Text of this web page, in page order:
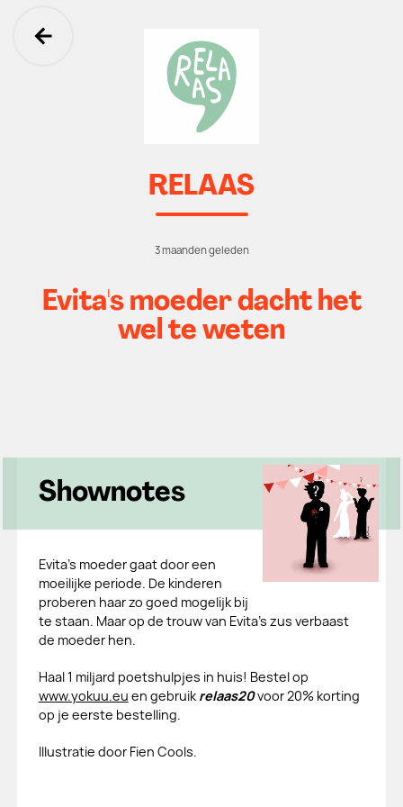
Ga terug
RELAAS
3 maanden geleden
Evita's moeder dacht het
wel te weten
Shownotes
Evita's moeder gaat door een
moeilijke periode. De kinderen
proberen haar zo goed mogelijk bij
te staan. Maar op de trouw van Evita's zus verbaast
de moeder hen.
Haal 1 miljard poetshulpjes in huis! Bestel op
www.yokuu.eu en gebruikrelaas20voor 20% korting
op je eerste bestelling.
Illustratie door Fien Cools.